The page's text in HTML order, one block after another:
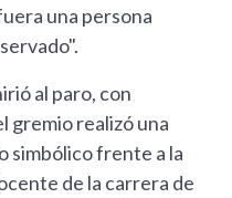
una persona
al paro, con
gremio realizó una
simbólico frente a la
de la carrera de